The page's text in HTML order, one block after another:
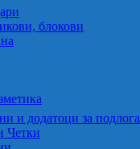
блокови
и додатоци за подлога
Четки